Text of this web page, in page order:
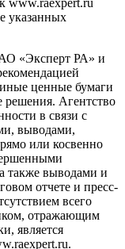
www.raexpert.ru
указанных
«Эксперт РА» и
ценные бумаги
Агентство
в связи с
выводами,
или косвенно
также выводами и
отчете и пресс-
всего
отражающим
является